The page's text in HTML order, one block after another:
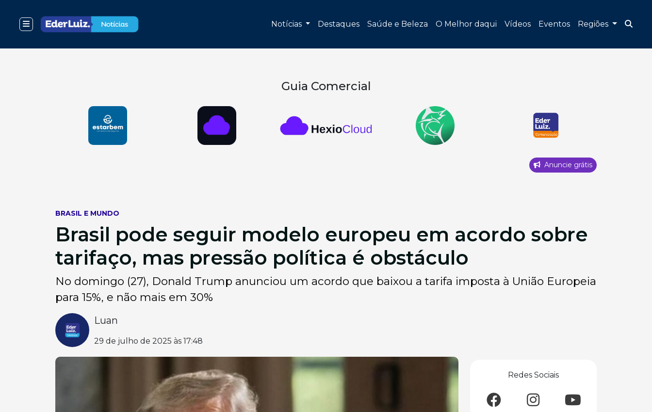
Notícias Destaques Saúde e Beleza O Melhor daqui Vídeos Eventos Regiões
Guia Comercial
Anuncie grátis
BRASIL E MUNDO
Brasil pode seguir modelo europeu em acordo sobre
tarifaço, mas pressão política é obstáculo
No domingo (27), Donald Trump anunciou um acordo que baixou a tarifa imposta à União Europeia
para 15%, e não mais em 30%
Luan
29 de julho de 2025 às 17:48
Redes Sociais